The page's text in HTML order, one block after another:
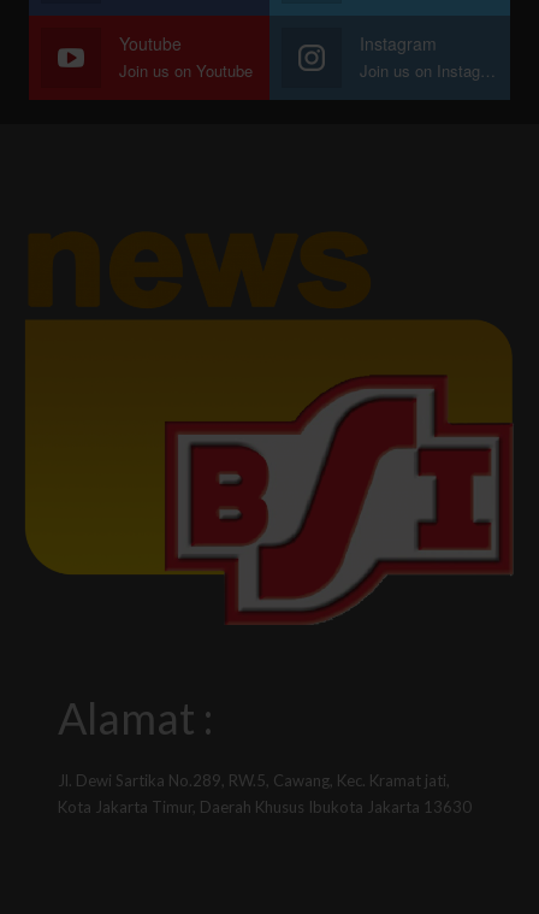
Youtube
Join us on Youtube
Instagram
Join us on Instagram
Alamat :
Jl. Dewi Sartika No.289, RW.5, Cawang, Kec. Kramat jati,
Kota Jakarta Timur, Daerah Khusus Ibukota Jakarta 13630